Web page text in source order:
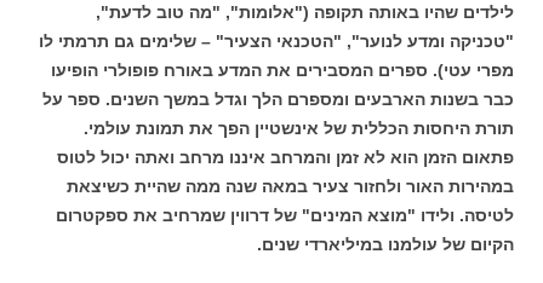
לילדים שהיו באותה תקופה ("אלומות", "מה טוב לדעת",
"טכניקה ומדע לנוער", "הטכנאי הצעיר" – שלימים גם תרמתי לו
מפרי עטי). ספרים המסבירים את המדע באורח פופולרי הופיעו
כבר בשנות הארבעים ומספרם הלך וגדל במשך השנים. ספר על
תורת היחסות הכללית של אינשטיין הפך את תמונת עולמי.
פתאום הזמן הוא לא זמן והמרחב איננו מרחב ואתה יכול לטוס
במהירות האור ולחזור צעיר במאה שנה ממה שהיית כשיצאת
לטיסה. ולידו "מוצא המינים" של דרווין שמרחיב את ספקטרום
הקיום של עולמנו במיליארדי שנים.